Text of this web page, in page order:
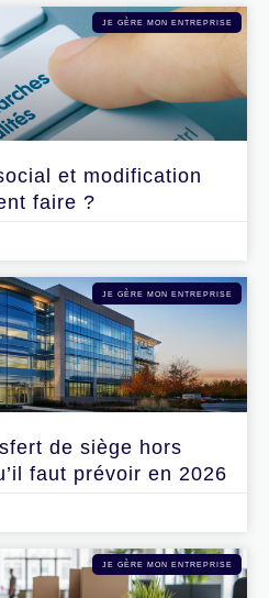
JE GÈRE MON ENTREPRISE
et modification
faire ?
JE GÈRE MON ENTREPRISE
de siège hors
faut prévoir en 2026
JE GÈRE MON ENTREPRISE